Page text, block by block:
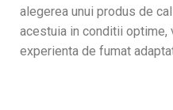
alegerea unui produs de
acestuia in conditii optime,
experienta de fumat